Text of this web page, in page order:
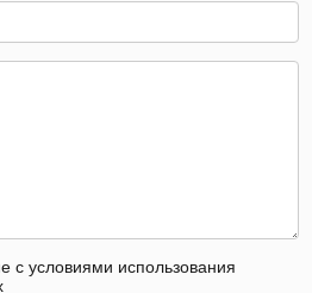
с условиями использования